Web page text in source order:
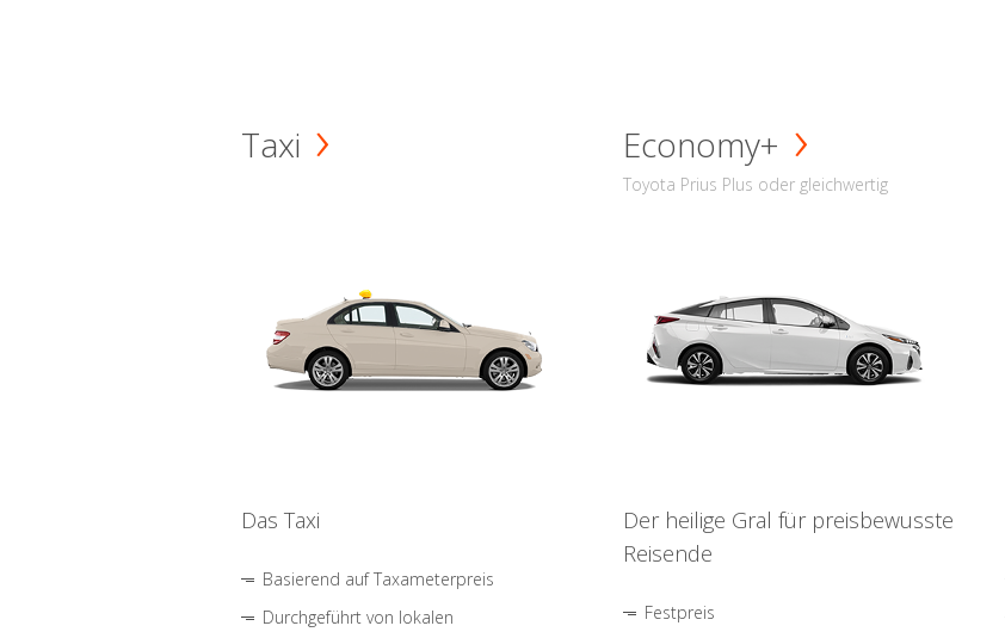
Taxi
Das Taxi
Basierend auf Taxameterpreis
Durchgeführt von lokalen
Economy+
Toyota Prius Plus oder gleichwertig
Der heilige Gral für preisbewusste
Reisende
Festpreis